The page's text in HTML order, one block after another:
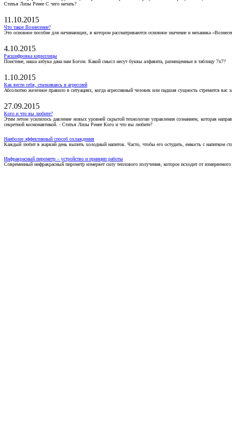
Статья Лизы Ренее С чего начать?
11.10.2015
Что такое Вознесение?
Это основное пособие для начинающих, в котором рассматриваются основное значение и механика
4.10.2015
Расшифровка кириллицы
Поистине, наша азбука дана нам Богом. Какой смысл несут буквы алфавита, размещенные в таблицу 7х7?
1.10.2015
Как вести себя, сталкиваясь в агрессией
Абсолютно железное правило в ситуациях, когда агрессивный человек или падшая сущность стремится
27.09.2015
Кого и что вы любите?
Этим летом усилилось давление новых уровней скрытой технологии управления сознанием, которая
секретной космонавтикой. - Статья Лизы Ренее Кого и что вы любите?
Наиболее эффективный способ охлаждения
Каждый любит в жаркий день выпить холодный напиток. Часто, чтобы его остудить, емкость с напитком
Инфракрасный пирометр – устройство и принцип работы
Современный инфракрасный пирометр измеряет силу теплового излучения, которое исходит от